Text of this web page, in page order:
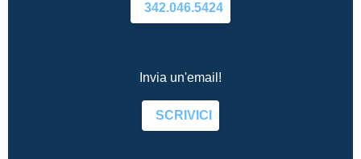
342.046.5424
Invia un'email!
SCRIVICI